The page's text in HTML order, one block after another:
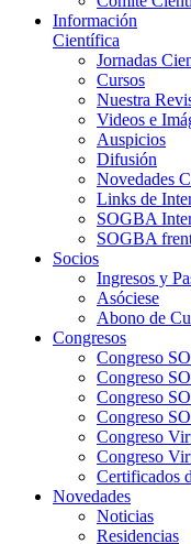
Información
Científica
Jornadas
Cursos
Nuestra
Videos e
Auspicios
Difusión
Novedades
Links de
SOGBA
SOGBA
Socios
Ingresos y
Asóciese
Abono de
Congresos
Congreso
Congreso
Congreso
Congreso
Congreso
Congreso
Certificados
Novedades
Noticias
Residencias